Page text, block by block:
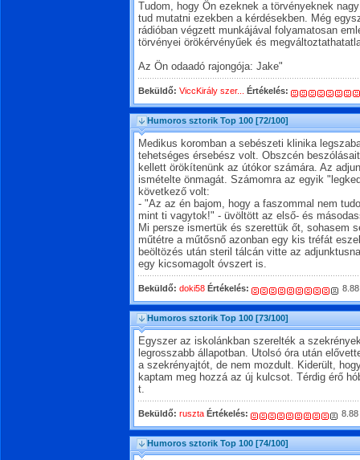
Tudom, hogy Ön ezeknek a törvényeknek
tud mutatni ezekben a kérdésekben. Még
rádióban végzett munkájával folyamatosan
törvényei örökérvényűek és
Az Ön odaadó rajongója: Jake"
Beküldő: ViccKirály szer... Értékelés:
Humoros sztorik Top 100 [72/100]
Medikus koromban a sebészeti klinika
tehetséges érsebész volt. Obszcén
kellett örökítenünk az útókor számára. Az
ismételte önmagát. Számomra az egyik
következő volt:
- "Az az én bajom, hogy a faszommal nem
mint ti vagytok!" - üvöltött az első- és
Mi persze ismertük és szerettük őt, sohasem
műtétre a műtősnő azonban egy kis tréfát
beöltözés után steril tálcán vitte az
egy kicsomagolt óvszert is.
Beküldő: doki58 Értékelés: 8.88
Humoros sztorik Top 100 [73/100]
Egyszer az iskolánkban szerelték a
legrosszabb állapotban. Utolsó óra után
a szekrényajtót, de nem mozdult. Kiderült,
kaptam meg hozzá az új kulcsot. Térdig érő
t.
Beküldő: ruszta Értékelés: 8.88
Humoros sztorik Top 100 [74/100]